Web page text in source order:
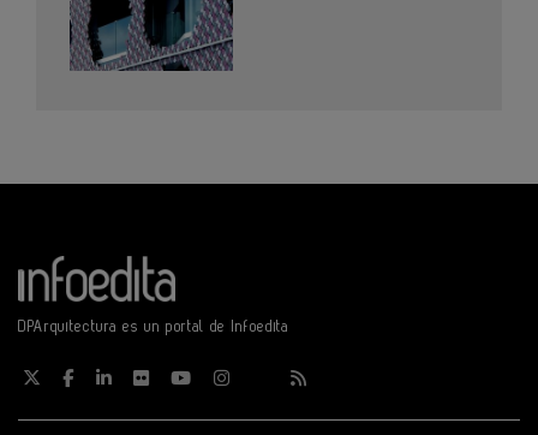
DPArquitectura es un portal de Infoedita